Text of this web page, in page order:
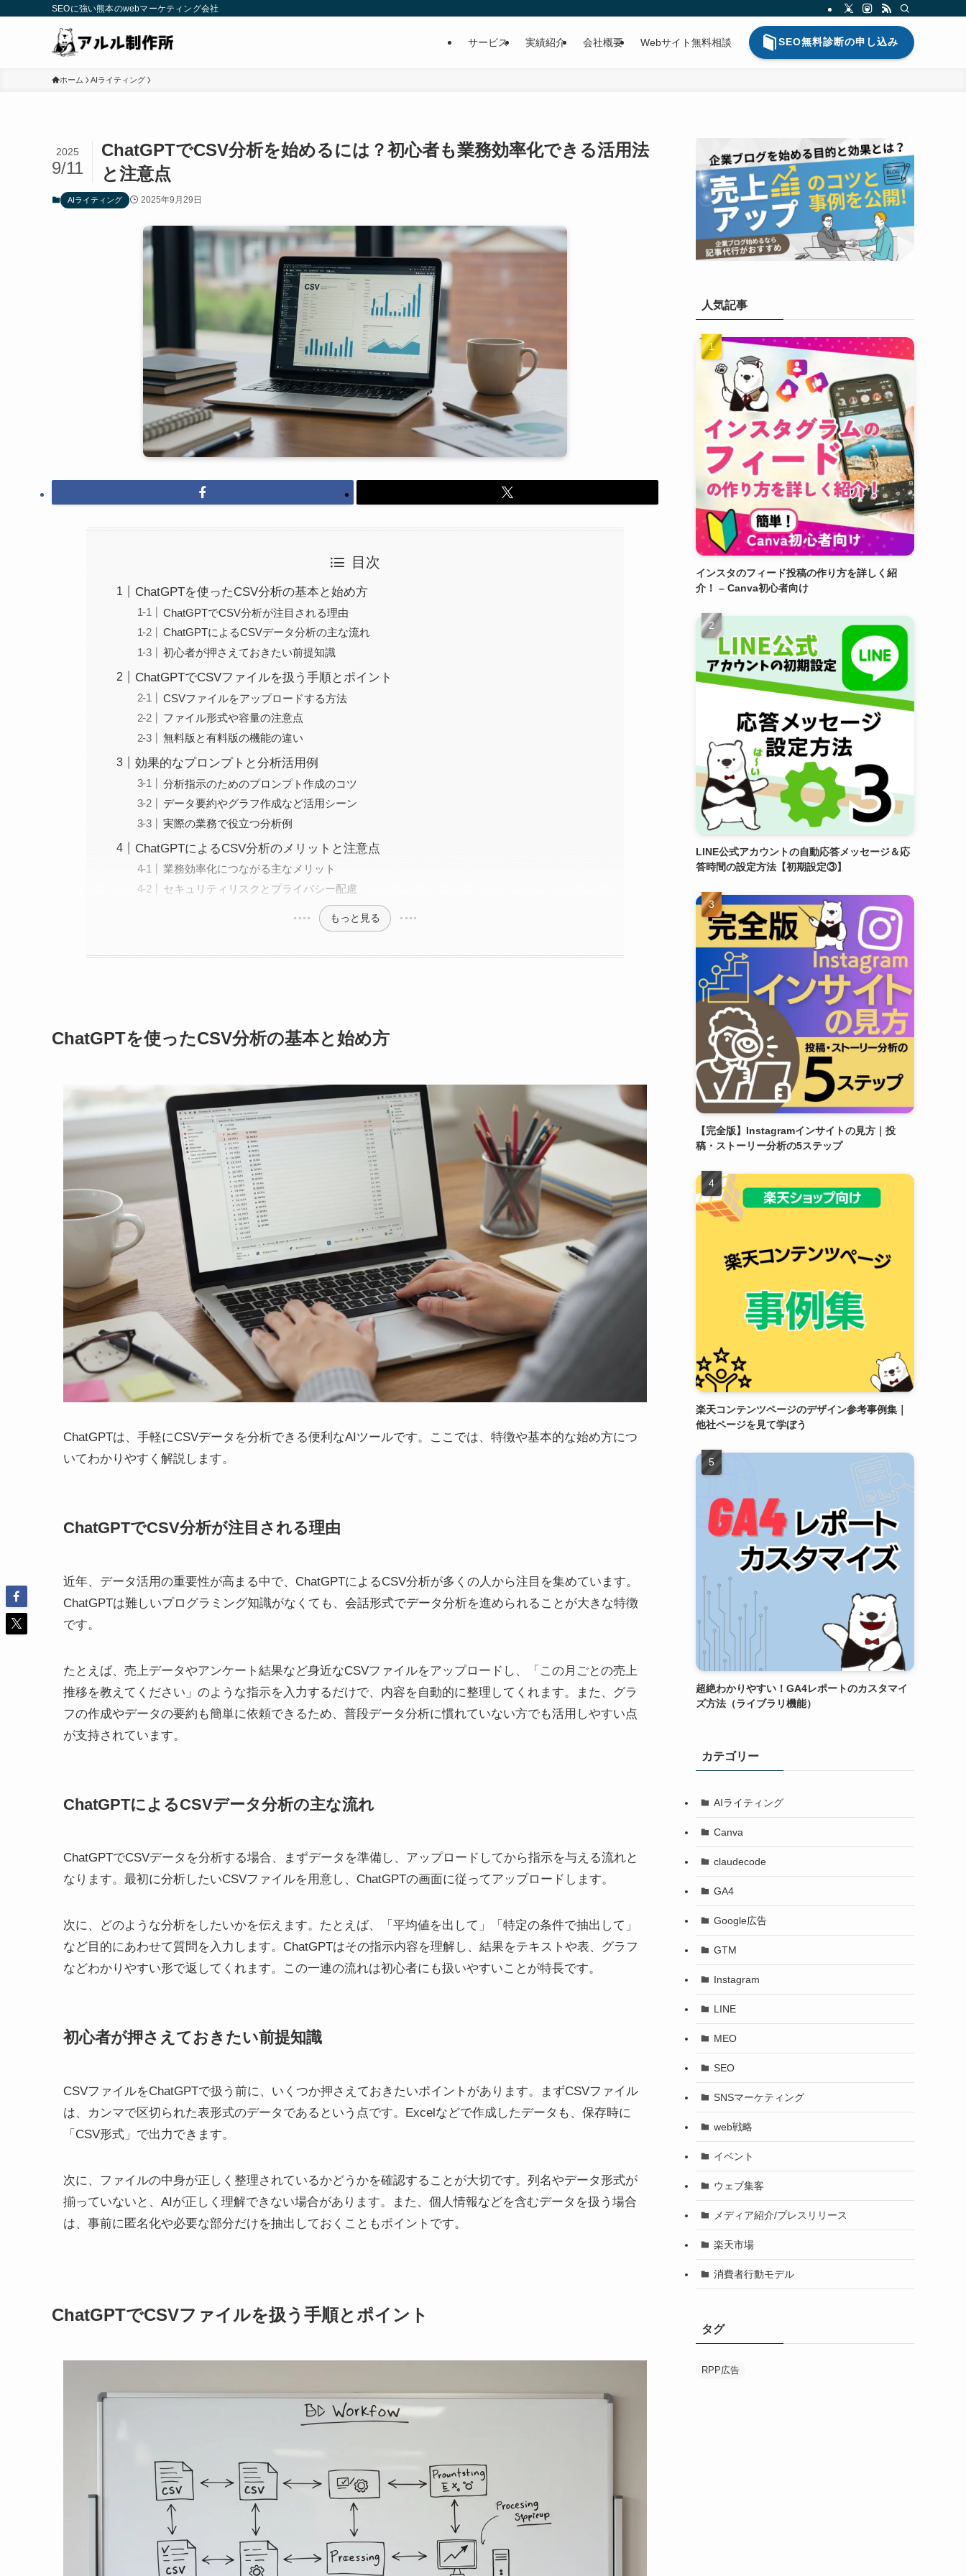
SEOに強い熊本のwebマーケティング会社
サービス 実績紹介 会社概要 Webサイト無料相談 SEO無料診断の申し込み
ホーム AIライティング
ChatGPTでCSV分析を始めるには？初心者も業務効率化できる活用法
と注意点
2025
9/11
AIライティング 2025年9月29日
目次
ChatGPTを使ったCSV分析の基本と始め方
ChatGPTでCSV分析が注目される理由
ChatGPTによるCSVデータ分析の主な流れ
初心者が押さえておきたい前提知識
ChatGPTでCSVファイルを扱う手順とポイント
CSVファイルをアップロードする方法
ファイル形式や容量の注意点
無料版と有料版の機能の違い
効果的なプロンプトと分析活用例
分析指示のためのプロンプト作成のコツ
データ要約やグラフ作成など活用シーン
実際の業務で役立つ分析例
ChatGPTによるCSV分析のメリットと注意点
業務効率化につながる主なメリット
セキュリティリスクとプライバシー配慮
もっと見る
ChatGPTを使ったCSV分析の基本と始め方
ChatGPTは、手軽にCSVデータを分析できる便利なAIツールです。ここでは、特徴や基本的な始め方につ
いてわかりやすく解説します。
ChatGPTでCSV分析が注目される理由
近年、データ活用の重要性が高まる中で、ChatGPTによるCSV分析が多くの人から注目を集めています。
ChatGPTは難しいプログラミング知識がなくても、会話形式でデータ分析を進められることが大きな特徴
です。
たとえば、売上データやアンケート結果など身近なCSVファイルをアップロードし、「この月ごとの売上
推移を教えてください」のような指示を入力するだけで、内容を自動的に整理してくれます。また、グラ
フの作成やデータの要約も簡単に依頼できるため、普段データ分析に慣れていない方でも活用しやすい点
が支持されています。
ChatGPTによるCSVデータ分析の主な流れ
ChatGPTでCSVデータを分析する場合、まずデータを準備し、アップロードしてから指示を与える流れと
なります。最初に分析したいCSVファイルを用意し、ChatGPTの画面に従ってアップロードします。
次に、どのような分析をしたいかを伝えます。たとえば、「平均値を出して」「特定の条件で抽出して」
など目的にあわせて質問を入力します。ChatGPTはその指示内容を理解し、結果をテキストや表、グラフ
などわかりやすい形で返してくれます。この一連の流れは初心者にも扱いやすいことが特長です。
初心者が押さえておきたい前提知識
CSVファイルをChatGPTで扱う前に、いくつか押さえておきたいポイントがあります。まずCSVファイル
は、カンマで区切られた表形式のデータであるという点です。Excelなどで作成したデータも、保存時に
「CSV形式」で出力できます。
次に、ファイルの中身が正しく整理されているかどうかを確認することが大切です。列名やデータ形式が
揃っていないと、AIが正しく理解できない場合があります。また、個人情報などを含むデータを扱う場合
は、事前に匿名化や必要な部分だけを抽出しておくこともポイントです。
ChatGPTでCSVファイルを扱う手順とポイント
人気記事
インスタのフィード投稿の作り方を詳しく紹
介！ – Canva初心者向け
LINE公式アカウントの自動応答メッセージ＆応
答時間の設定方法【初期設定③】
【完全版】Instagramインサイトの見方｜投
稿・ストーリー分析の5ステップ
楽天コンテンツページのデザイン参考事例集｜
他社ページを見て学ぼう
超絶わかりやすい！GA4レポートのカスタマイ
ズ方法（ライブラリ機能）
カテゴリー
AIライティング
Canva
claudecode
GA4
Google広告
GTM
Instagram
LINE
MEO
SEO
SNSマーケティング
web戦略
イベント
ウェブ集客
メディア紹介/プレスリリース
楽天市場
消費者行動モデル
タグ
RPP広告